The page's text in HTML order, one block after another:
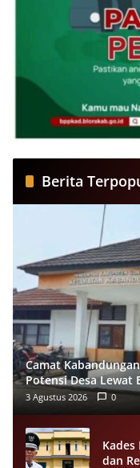
Berita
Camat
Potensi Desa Lewat
3 Agustus 2026 0
dan